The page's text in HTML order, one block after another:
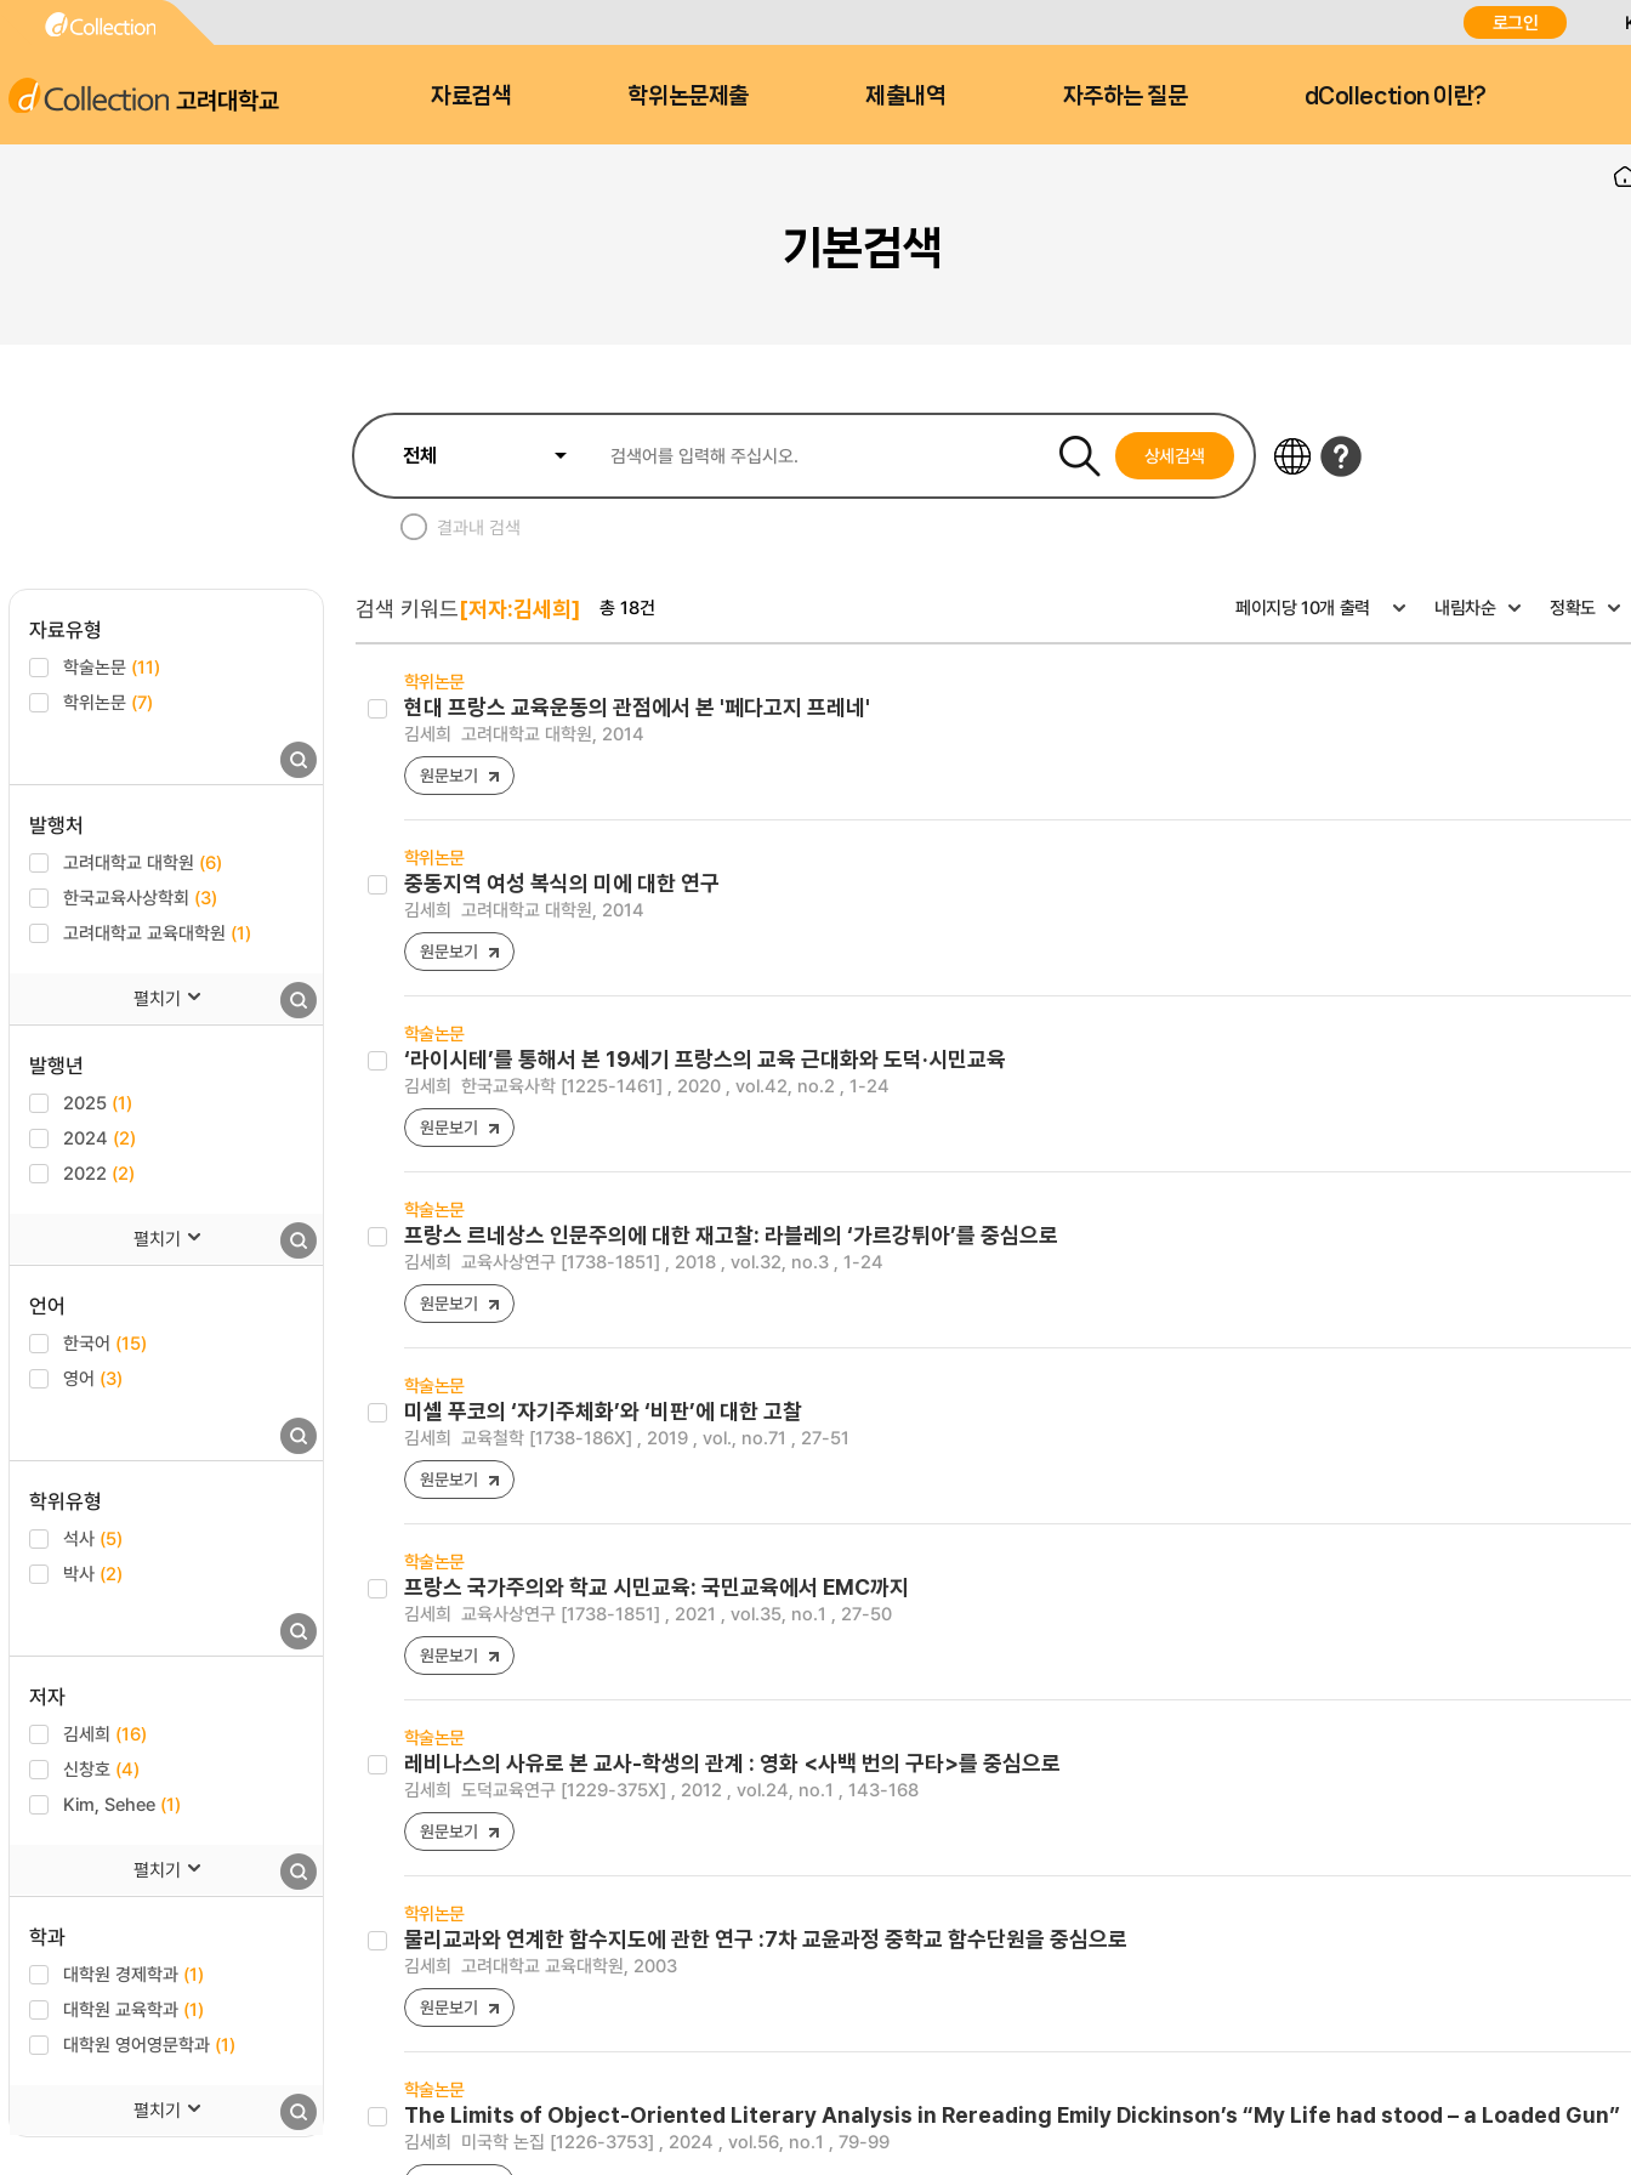
로그인
고려대학교 자료검색 학위논문제출 제출내역 자주하는 질문 dCollection 이란?
기본검색
상세검색
결과내 검색
자료유형
학술논문 (11)
학위논문 (7)
발행처
고려대학교 대학원 (6)
한국교육사상학회 (3)
고려대학교 교육대학원 (1)
펼치기
발행년
2025 (1)
2024 (2)
2022 (2)
펼치기
언어
한국어 (15)
영어 (3)
학위유형
석사 (5)
박사 (2)
저자
김세희 (16)
신창호 (4)
Kim, Sehee (1)
펼치기
학과
대학원 경제학과 (1)
대학원 교육학과 (1)
대학원 영어영문학과 (1)
펼치기
검색 키워드[저자:김세희] 총 18건
학위논문
현대 프랑스 교육운동의 관점에서 본 '페다고지 프레네'
김세희 고려대학교 대학원, 2014
원문보기
학위논문
중동지역 여성 복식의 미에 대한 연구
김세희 고려대학교 대학원, 2014
원문보기
학술논문
‘라이시테’를 통해서 본 19세기 프랑스의 교육 근대화와 도덕·시민교육
김세희 한국교육사학 [1225-1461] , 2020 , vol.42, no.2 , 1-24
원문보기
학술논문
프랑스 르네상스 인문주의에 대한 재고찰: 라블레의 ‘가르강튀아’를 중심으로
김세희 교육사상연구 [1738-1851] , 2018 , vol.32, no.3 , 1-24
원문보기
학술논문
미셸 푸코의 ‘자기주체화’와 ‘비판’에 대한 고찰
김세희 교육철학 [1738-186X] , 2019 , vol., no.71 , 27-51
원문보기
학술논문
프랑스 국가주의와 학교 시민교육: 국민교육에서 EMC까지
김세희 교육사상연구 [1738-1851] , 2021 , vol.35, no.1 , 27-50
원문보기
학술논문
레비나스의 사유로 본 교사-학생의 관계 : 영화 <사백 번의 구타>를 중심으로
김세희 도덕교육연구 [1229-375X] , 2012 , vol.24, no.1 , 143-168
원문보기
학위논문
물리교과와 연계한 함수지도에 관한 연구 :7차 교윤과정 중학교 함수단원을 중심으로
김세희 고려대학교 교육대학원, 2003
원문보기
학술논문
The Limits of Object-Oriented Literary Analysis in Rereading Emily Dickinson’s “My Life had stood – a Loaded Gun”
김세희 미국학 논집 [1226-3753] , 2024 , vol.56, no.1 , 79-99